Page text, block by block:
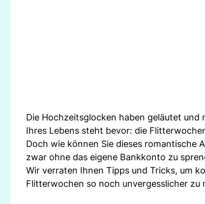
Die Hochzeitsglocken haben geläutet
Ihres Lebens steht bevor: die
Doch wie können Sie dieses romantische
zwar ohne das eigene Bankkonto zu
Wir verraten Ihnen Tipps und Tricks, um
Flitterwochen so noch unvergesslicher zu